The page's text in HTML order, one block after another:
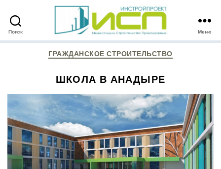
Поиск
ИНСТРОЙПРОЕКТ
Меню
Рубрики
ГРАЖДАНСКОЕ СТРОИТЕЛЬСТВО
ШКОЛА В АНАДЫРЕ